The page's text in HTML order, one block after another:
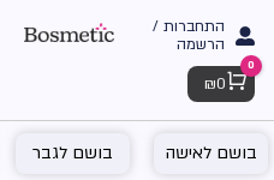
התחברות /
הרשמה
Cart
0
₪ 0
בושם לאישה בושם לגבר